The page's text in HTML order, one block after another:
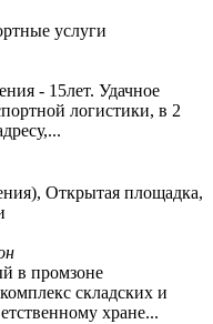
услуги
- 15лет. Удачное
логистики, в 2
Открытая площадка,
в промзоне
складских и
хране...